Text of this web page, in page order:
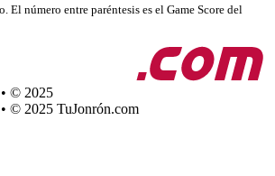
El número entre paréntesis es el Game Score del
• © 2025
• © 2025 TuJonrón.com